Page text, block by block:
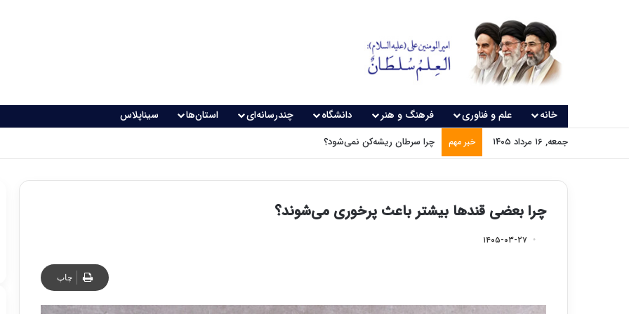
خانه علم و فناوری فرهنگ و هنر دانشگاه چندرسانه‌ای استان‌ها سیناپلاس
جمعه, ۱۶ مرداد ۱۴۰۵ خبر مهم چرا سرطان ریشه‌کن نمی‌شود؟
چرا بعضی قندها بیشتر باعث پرخوری می‌شوند؟
۱۴۰۵-۰۳-۲۷
چاپ